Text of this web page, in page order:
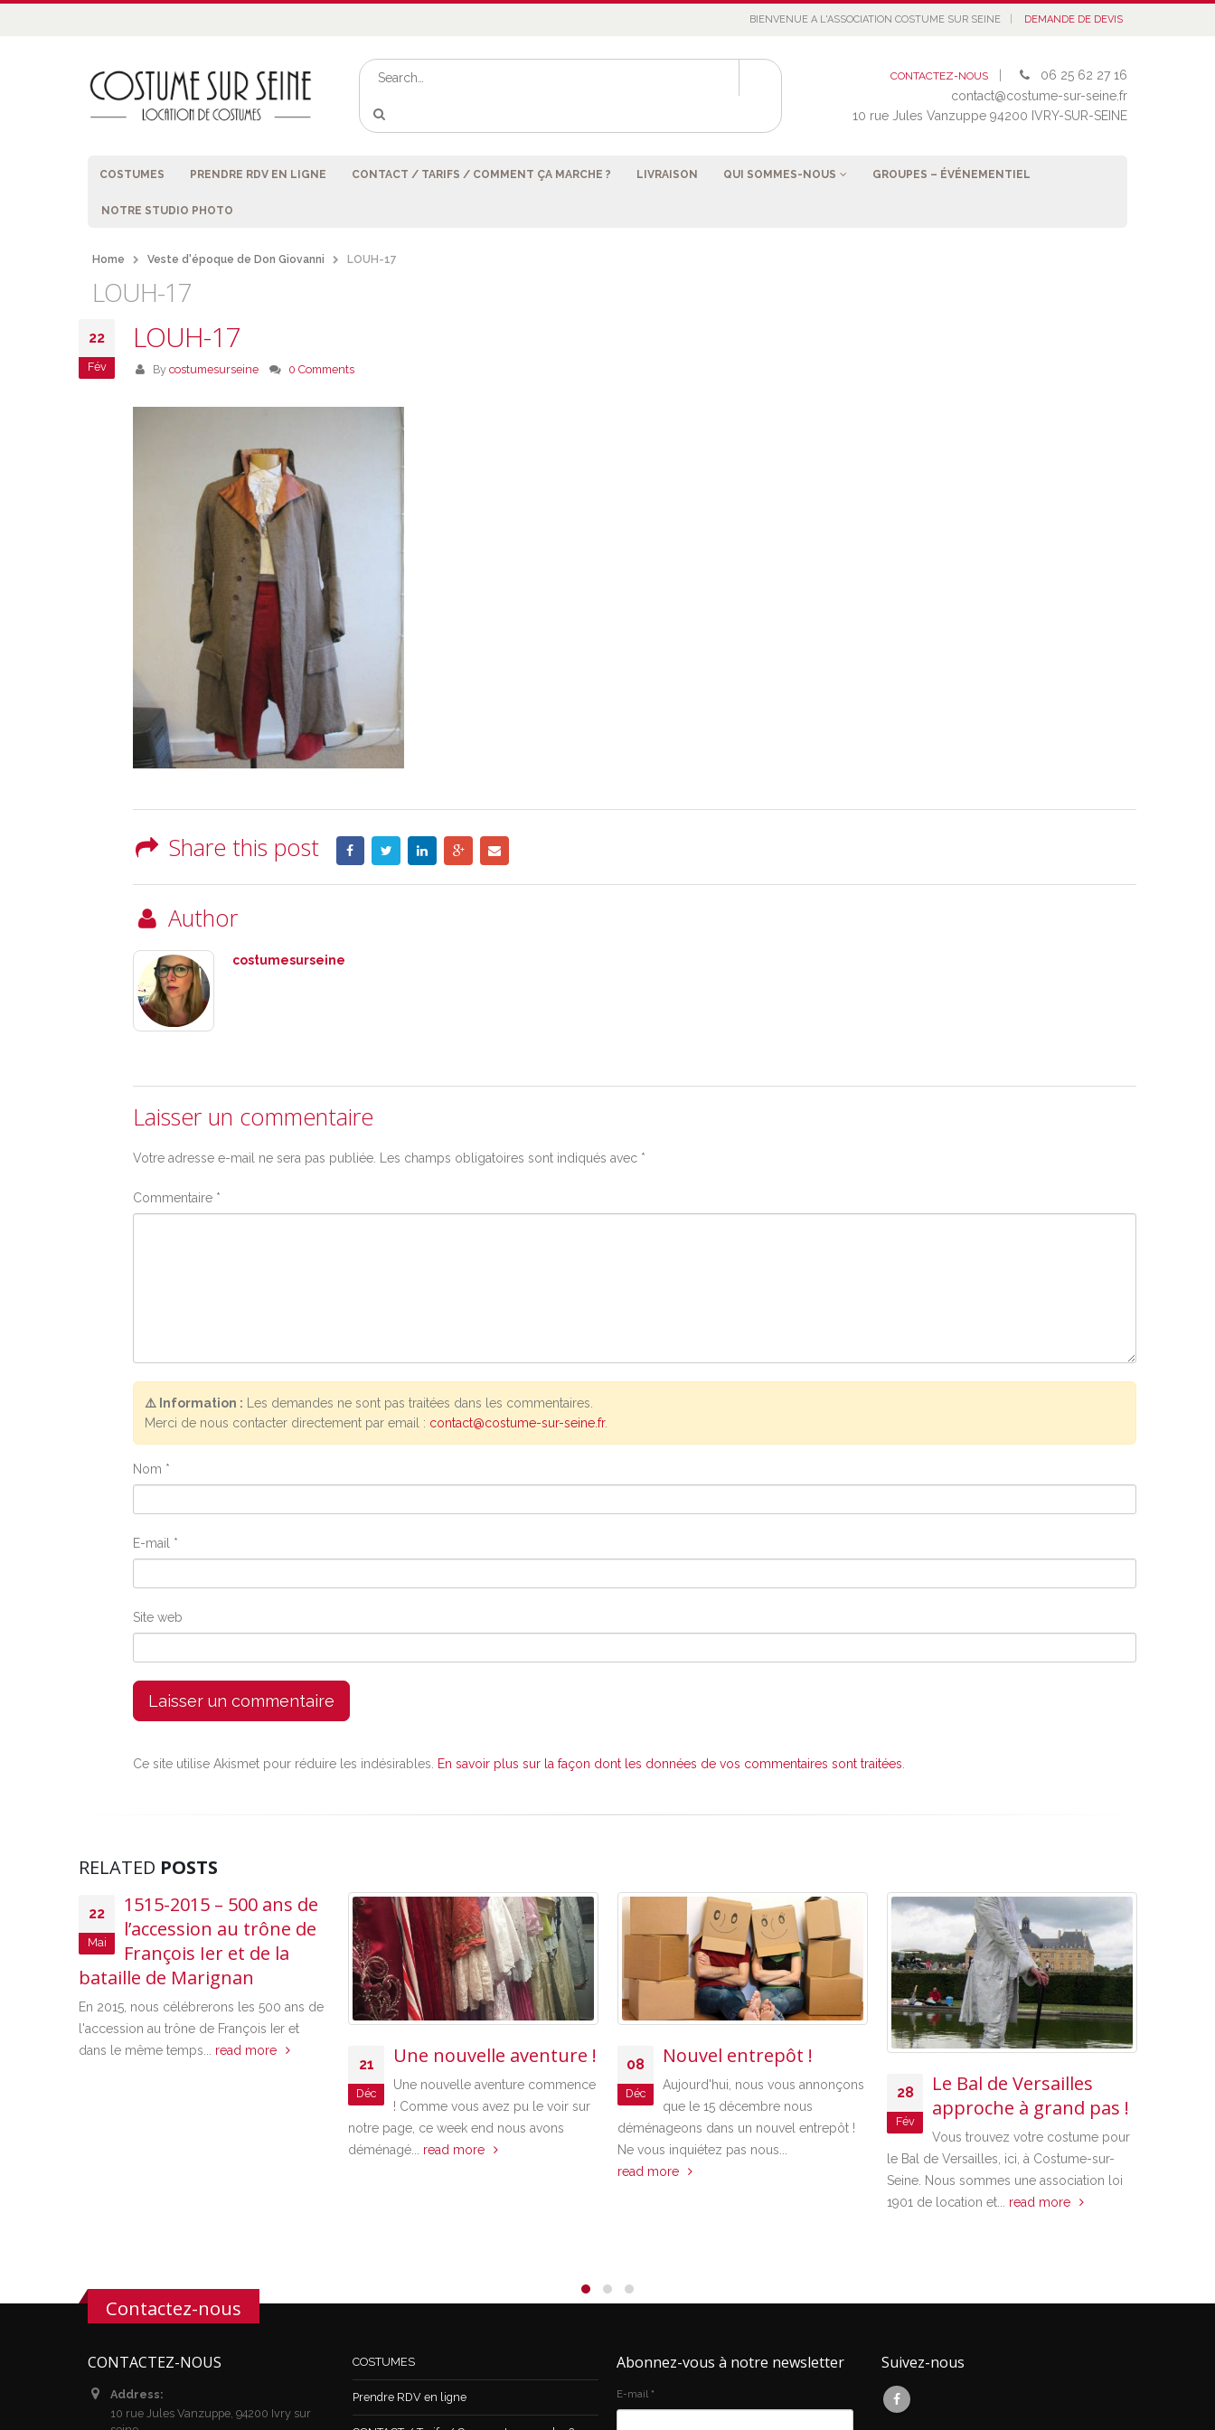
BIENVENUE A L'ASSOCIATION COSTUME SUR SEINE DEMANDE DE DEVIS
CONTACTEZ-NOUS
06 25 62 27 16
contact@costume-sur-seine.fr
10 rue Jules Vanzuppe 94200 IVRY-SUR-SEINE
COSTUMES PRENDRE RDV EN LIGNE CONTACT / TARIFS / COMMENT ÇA MARCHE ? LIVRAISON QUI SOMMES-NOUS GROUPES – ÉVÉNEMENTIEL
NOTRE STUDIO PHOTO
Home Veste d'époque de Don Giovanni LOUH-17
LOUH-17
22
Fév
LOUH-17
By costumesurseine 0 Comments
Share this post
Author
costumesurseine
Laisser un commentaire
Votre adresse e-mail ne sera pas publiée. Les champs obligatoires sont indiqués avec *
Commentaire *
⚠️ Information : Les demandes ne sont pas traitées dans les commentaires.
Merci de nous contacter directement par email : contact@costume-sur-seine.fr.
Nom *
E-mail *
Site web
Ce site utilise Akismet pour réduire les indésirables. En savoir plus sur la façon dont les données de vos commentaires sont traitées
RELATED POSTS
1515-2015 – 500 ans de
l’accession au trône de
François Ier et de la
bataille de Marignan
En 2015, nous célébrerons les 500 ans de
l'accession au trône de François Ier et
dans le même temps...read more Une nouvelle aventure !
Une nouvelle aventure commence
! Comme vous avez pu le voir sur
notre page, ce week end nous avons
déménagé...read more
08
Déc
Nouvel entrepôt !
Aujourd'hui, nous vous annonçons
que le 15 décembre nous
déménageons dans un nouvel entrepôt !
Ne vous inquiétez pas nous...
read more
28
Le Bal de Versailles
approche à grand pas !
Vous trouvez votre costume pour
le Bal de Versailles, ici, à Costume-sur-
Seine. Nous sommes une association loi
1901 de location et...read more
Contactez-nous
CONTACTEZ-NOUS
Address:
10 rue Jules Vanzuppe, 94200 Ivry sur
COSTUMES
Prendre RDV en ligne
Abonnez-vous à notre newsletter
E-mail *
Suivez-nous